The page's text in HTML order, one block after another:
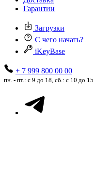
Гарантии
Загрузки
С чего начать?
iKeyBase
+ 7 999 800 00 00
пн. - пт.: с 9 до 18, сб.: с 10 до 15